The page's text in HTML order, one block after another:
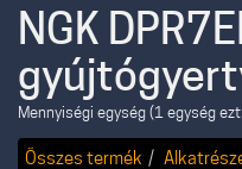
NGK
Mennyiségi egység (1 egység
Összes termék